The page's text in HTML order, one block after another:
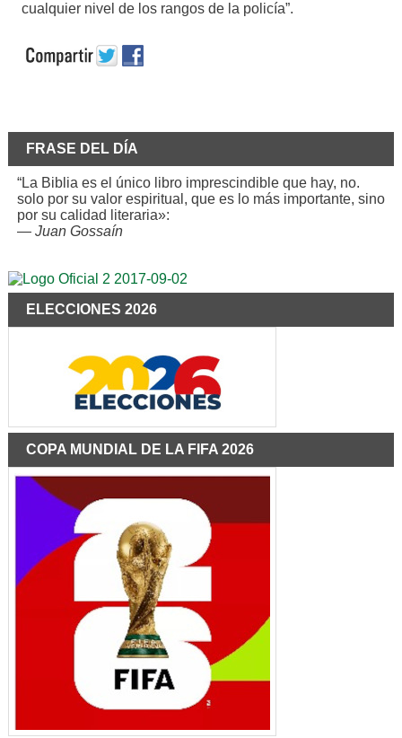
cualquier nivel de los rangos de la policía”.
FRASE DEL DÍA
“La Biblia es el único libro imprescindible que hay, no.
solo por su valor espiritual, que es lo más importante, sino
por su calidad literaria»:
— Juan Gossaín
ELECCIONES 2026
COPA MUNDIAL DE LA FIFA 2026